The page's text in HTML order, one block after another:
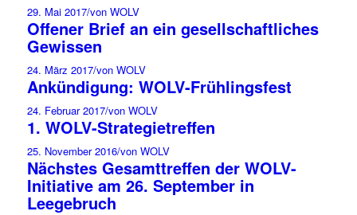
29. Mai 2017/von WOLV
Offener Brief an ein gesellschaftliches
Gewissen
24. März 2017/von WOLV
Ankündigung: WOLV-Frühlingsfest
24. Februar 2017/von WOLV
1. WOLV-Strategietreffen
25. November 2016/von WOLV
Nächstes Gesamttreffen der WOLV-
Initiative am 26. September in
Leegebruch